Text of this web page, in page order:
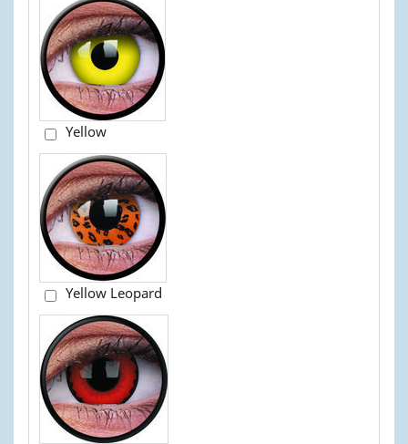
Yellow
Yellow Leopard